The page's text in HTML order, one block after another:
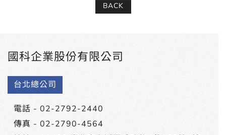
BACK
國科企業股份有限公司
台北總公司
電話 - 02-2792-2440
傳真 - 02-2790-4564